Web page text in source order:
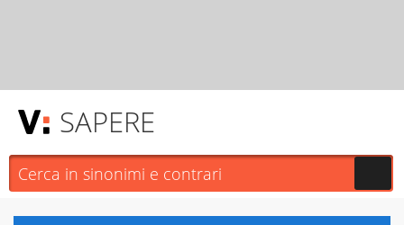
SAPERE